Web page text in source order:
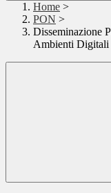
Home >
PON >
Disseminazione
Ambienti Digitali